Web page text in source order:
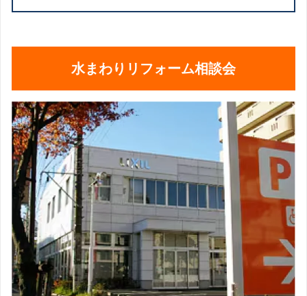
水まわりリフォーム相談会